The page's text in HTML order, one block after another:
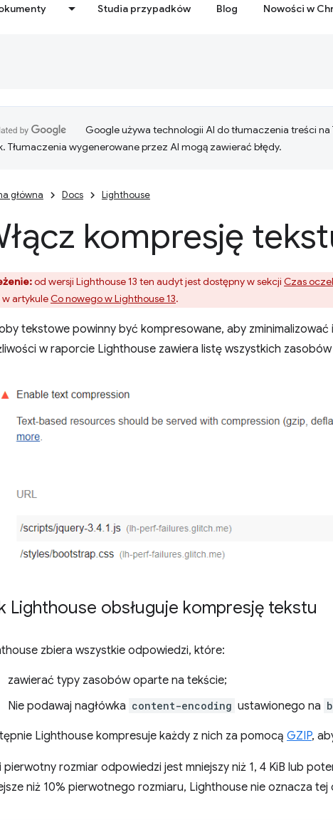
Studia przypadków Blog Nowości w
Google używa technologii AI do tłumaczenia treści
Tłumaczenia wygenerowane przez AI mogą zawierać błędy.
główna Docs Lighthouse
kompresję
od wersji Lighthouse 13 ten audyt jest dostępny w sekcji Czas
artykuleCo nowego w Lighthouse 13.
tekstowe powinny być kompresowane, aby zminimalizować
w raporcie Lighthouse zawiera listę wszystkich
Lighthouse obsługuje kompresję tekstu
zbiera wszystkie odpowiedzi, które:
zawierać typy zasobów oparte na tekście;
Nie podawaj nagłówka content-encoding ustawionego na
Lighthouse kompresuje każdy z nich za pomocą GZIP,
pierwotny rozmiar odpowiedzi jest mniejszy niż 1, 4 KiB lub
niż 10% pierwotnego rozmiaru, Lighthouse nie oznacza